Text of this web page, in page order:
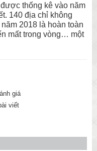
thống kê vào năm
140 địa chỉ không
2018 là hoàn toàn
mất trong vòng… một
giá
viết